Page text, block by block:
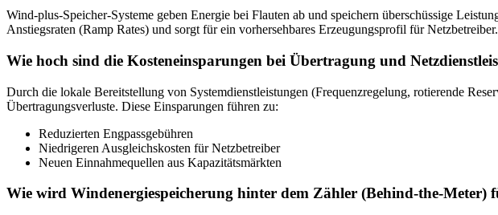
Wind-plus-Speicher-Systeme geben Energie bei Flauten ab und speichern überschüssige
Anstiegsraten (Ramp Rates) und sorgt für ein vorhersehbares Erzeugungsprofil für Netzbetreiber.
Wie hoch sind die Kosteneinsparungen bei Übertragung und
Durch die lokale Bereitstellung von Systemdienstleistungen (Frequenzregelung, rotierende
Übertragungsverluste. Diese Einsparungen führen zu:
Reduzierten Engpassgebühren
Niedrigeren Ausgleichskosten für Netzbetreiber
Neuen Einnahmequellen aus Kapazitätsmärkten
Wie wird Windenergiespeicherung hinter dem Zähler (Behind-the-Meter)